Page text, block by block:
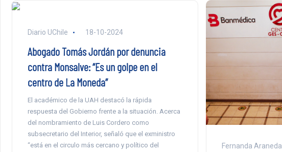
Diario UChile 18-10-2024
Abogado Tomás Jordán por denuncia
contra Monsalve: “Es un golpe en el
centro de La Moneda”
El académico de la UAH destacó la rápida
respuesta del Gobierno frente a la situación. Acerca
del nombramiento de Luis Cordero como
subsecretario del Interior, señaló que el exministro
“está en el circulo más cercano y político del
Fernanda Araneda